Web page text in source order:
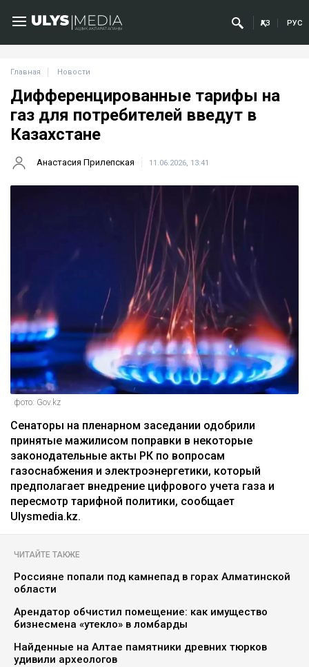
ҚАЗ РУС
Главная Новости
Дифференцированные тарифы на
газ для потребителей введут в
Казахстане
Анастасия Прилепская 11.06.2026, 13:41
фото: Gov.kz
Сенаторы на пленарном заседании одобрили
принятые мажилисом поправки в некоторые
законодательные акты РК по вопросам
газоснабжения и электроэнергетики, который
предполагает внедрение цифрового учета газа и
пересмотр тарифной политики, сообщает
Ulysmedia.kz.
ЧИТАЙТЕ ТАКЖЕ
Россияне попали под камнепад в горах Алматинской
области
Арендатор обчистил помещение: как имущество
бизнесмена «утекло» в ломбарды
Найденные на Алтае памятники древних тюрков
удивили археологов